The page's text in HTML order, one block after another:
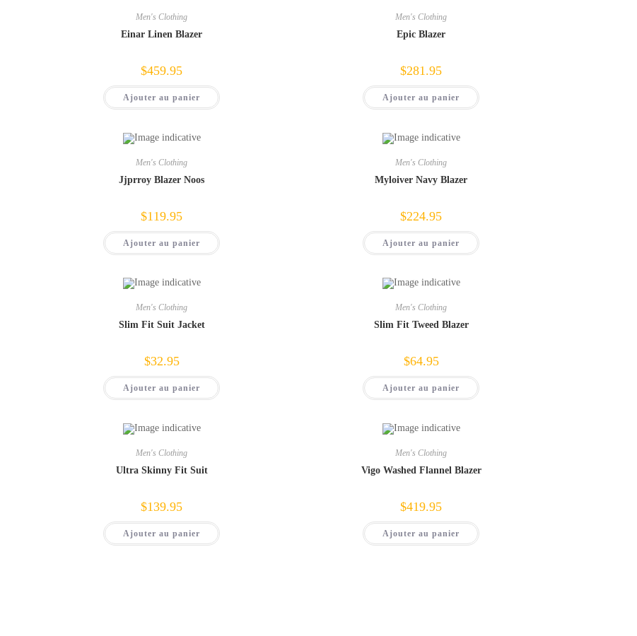
Men's Clothing
Einar Linen Blazer
$459.95
Ajouter au panier
Men's Clothing
Epic Blazer
$281.95
Ajouter au panier
Men's Clothing
Jjprroy Blazer Noos
$119.95
Ajouter au panier
Men's Clothing
Myloiver Navy Blazer
$224.95
Ajouter au panier
Men's Clothing
Slim Fit Suit Jacket
$32.95
Ajouter au panier
Men's Clothing
Slim Fit Tweed Blazer
$64.95
Ajouter au panier
Men's Clothing
Ultra Skinny Fit Suit
$139.95
Ajouter au panier
Men's Clothing
Vigo Washed Flannel Blazer
$419.95
Ajouter au panier